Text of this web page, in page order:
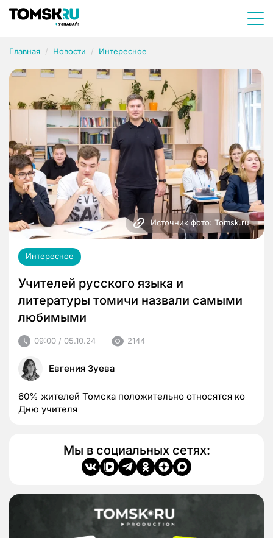
Главная Новости Интересное
Источник фото: Tomsk.ru
Интересное
Учителей русского языка и
литературы томичи назвали самыми
любимыми
09:00 / 05.10.24 2144
Евгения Зуева
60% жителей Томска положительно относятся ко
Дню учителя
Мы в социальных сетях: